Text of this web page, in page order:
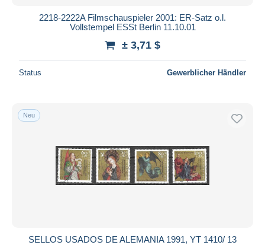
2218-2222A Filmschauspieler 2001: ER-Satz o.l.
Vollstempel ESSt Berlin 11.10.01
± 3,71 $
Status Gewerblicher Händler
Neu
SELLOS USADOS DE ALEMANIA 1991, YT 1410/ 13